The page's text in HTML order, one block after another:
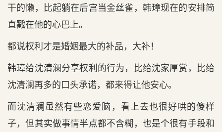
干的懒，比起躺在后宫当金丝雀，韩璋现在的安排简
直戳在他的心巴上。
都说权利才是婚姻最大的补品，大补！
韩璋给沈清澜分享权利的行为，比给沈家厚赏，比给
沈清澜再多的口头承诺，都来得让他安心。
而沈清澜虽然有些恋爱脑，看上去也很好哄的傻样
子，但其实做事情半点都不含糊，也是个很有手段和